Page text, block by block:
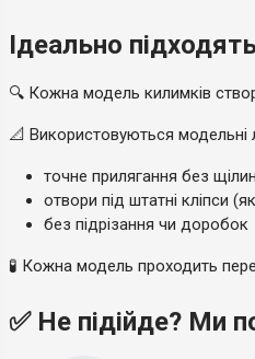
Ідеально
🔍 Кожна модель килимків
📐 Використовуються модельні
точне прилягання без щілин
отвори під штатні кліпси
без підрізання чи доробок
🧪 Кожна модель проходить
✅ Не підійде? Ми